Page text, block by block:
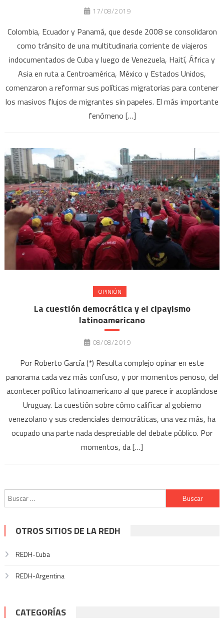
17/08/2019
Colombia, Ecuador y Panamá, que desde 2008 se consolidaron
como tránsito de una multitudinaria corriente de viajeros
indocumentados de Cuba y luego de Venezuela, Haití, África y
Asia en ruta a Centroamérica, México y Estados Unidos,
comenzaron a reformar sus políticas migratorias para contener
los masivos flujos de migrantes sin papeles. El más importante
fenómeno […]
OPINIÓN
La cuestión democrática y el cipayismo
latinoamericano
08/08/2019
Por Roberto García (*) Resulta complejo opinar en este
panorama cada vez más confuso, y por momentos penoso, del
acontecer político latinoamericano al que parece ir acoplándose
Uruguay. La cuestión sobre cómo calificar al gobierno
venezolano y sus credenciales democráticas, una vez más, ha
ocupado una parte nada despreciable del debate público. Por
momentos, da […]
Buscar:
OTROS SITIOS DE LA REDH
REDH-Cuba
REDH-Argentina
CATEGORÍAS